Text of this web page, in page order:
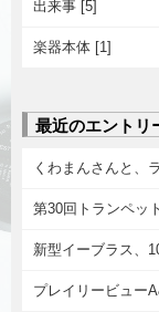
出来事 [5]
楽器本体 [1]
最近のエントリ
くわまんさんと、
第30回トランペッ
新型イーブラス、
プレイリービュー